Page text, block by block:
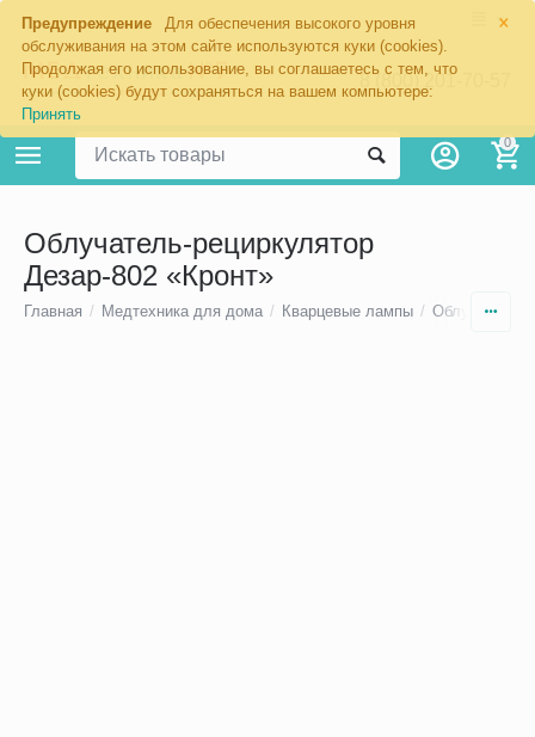
×
Предупреждение
Для обеспечения высокого уровня
обслуживания на этом сайте используются куки (cookies).
Продолжая его использование, вы соглашаетесь с тем, что
куки (cookies) будут сохраняться на вашем компьютере:
Принять
8 (800) 201-70-57
0
Облучатель-рециркулятор
Дезар-802 «Кронт»
Главная / Медтехника для дома / Кварцевые лампы / Облучатели-